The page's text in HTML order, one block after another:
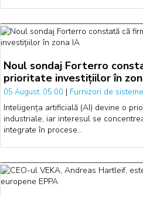
Noul sondaj Forterro
prioritate investițiilor în
05 August, 05:00 | Furnizori de sisteme
Inteligența artificială (AI) devine o
industriale, iar interesul se
integrate în procese…